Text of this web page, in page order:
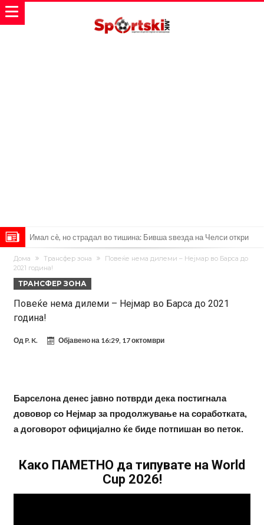
Имал сè, но страдал во тишина: Бивша ѕвезда на Челси откри
мрачна тајна на фудбалот
Објавени детали: Дали Инфантино планираше да создаде
Суперлига на ФИФА?
Никој не очекуваше: Очајниот Јулијан Алварез го направи тоа што
беше неизбежно
Гимараеш успешно ги мина медицинските прегледи во Арсенал
Нов рекорд на Меси при враќање во тимот на Интер Мајами
Тикет на денот (четврток, 06.08.2026)
понуди нов договор
Ливерпул понуди 100 милиони евра за Баркола, ПСЖ веднаш
побара уште 50 милиони
Јувентус се насочил кон напаѓач на Манчестер Јунајтед
Дома Трансфер зона
Повеќе нема дилеми – Нејмар во Барса до
2021 година!
ТРАНСФЕР ЗОНА
Повеќе нема дилеми – Нејмар во Барса до 2021
година!
Од P. K. Објавено на 16:29, 17 октомври
Барселона денес јавно потврди дека постигнала
дововор со Нејмар за продолжување на соработката,
а договорот официјално ќе биде потпишан во петок.
Како ПАМЕТНО да типувате на World
Cup 2026!